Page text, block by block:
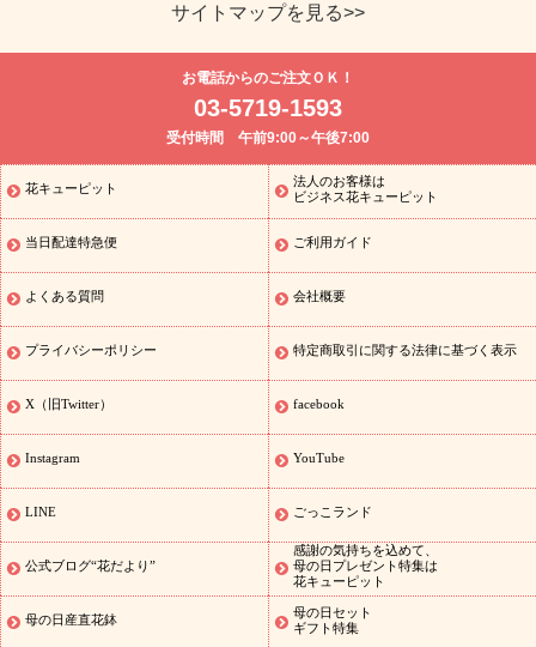
サイトマップを見る>>
お祝い 誕生日フラワーギフト特集
お供え・お悔やみの花
四十九日法要以降に贈る花
通夜・葬儀に贈る花
胡蝶蘭・花鉢 プリザーブドフラワー
のイベント
ひまわり ギフト・プレゼント特集
お盆 花（新盆・初
盆）
季節のイベント お盆 花（新盆・初盆）
お盆 花（新盆・
初盆）
お盆・お供え 花とセットギフト
お盆・お供え プリザーブ
ドフラワー
ひまわり ギフト・プレゼント特集
元・暑中見舞い 花のギフト特集
敬老の日におくる花ギフト・プレ
ゼント特集
敬老の日におくる花ギフト・プレゼント特集
花のおすすめランキング
敬老の日 花鉢植えのギフト・プレゼント
特集
敬老の日 花とセットギフト・プレゼント特集
敬老の日の花
ズ』コラボキャンペーン
「きょう誕生日なんです」キャンペーン
誕生日の花を探す 誕生日フラワーギフト
誕生日フラワーギフ
ト
誕生日フラワーギフト商品一覧 バラ
9月の誕生花(リンドウ)
トギフト
「きょう誕生日なんです」キャンペーン
用途から探す お祝いの花特集 当日配達特急便
お祝い商品一覧
お祝い
開店・開業祝い 新築・引っ越し祝い 退職祝い
退院祝い・快気祝い
い
プチギフト ペットのお祝いフラワー お中元・暑中見舞い
当日配達特急便 お供え
お電話からのご注文ＯＫ！
03-5719-1593
受付時間 午前9:00～午後7:00
花キューピット
法人のお客様は
ビジネス花キューピット
当日配達特急便 ご利用ガイド
よくある質問 会社概要
プライバシーポリシー 特定商取引に関する法律に基づく表示
X（旧Twitter） facebook
Instagram YouTube
LINE ごっこランド
公式ブログ“花だより”
感謝の気持ちを込めて、
母の日プレゼント特集は
花キューピット
母の日産直花鉢
母の日セット
ギフト特集